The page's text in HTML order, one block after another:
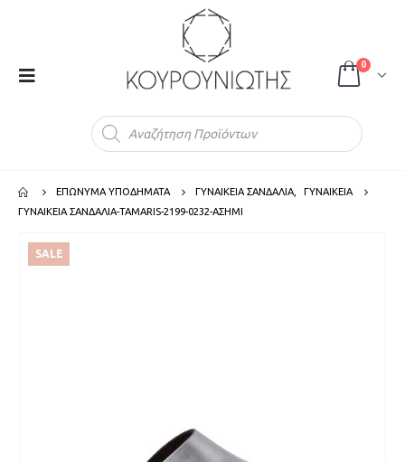
0
ΕΠΩΝΥΜΑ ΥΠΟΔΗΜΑΤΑ ΓΥΝΑΙΚΕΙΑ ΣΑΝΔΑΛΙΑ
ΓΥΝΑΙΚΕΙΑ
ΓΥΝΑΙΚΕΙΑ ΣΑΝΔΑΛΙΑ-TAMARIS-2199-0232-ΑΣΗΜΙ
SALE